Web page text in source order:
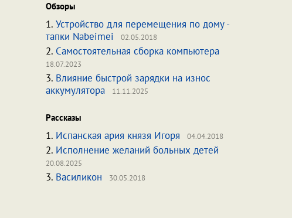
Обзоры
1. Устройство для перемещения по дому -
тапки Nabeimei
02.05.2018
2. Самостоятельная сборка компьютера
18.07.2023
3. Влияние быстрой зарядки на износ
аккумулятора
11.11.2025
Рассказы
1. Испанская ария князя Игоря 04.04.2018
2. Исполнение желаний больных детей
20.08.2025
3. Василикон 30.05.2018